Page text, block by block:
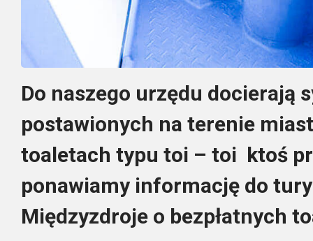
Do naszego urzędu docierają
postawionych na terenie
toaletach typu toi – toi ktoś
ponawiamy informację do
Międzyzdroje o bezpłatnych